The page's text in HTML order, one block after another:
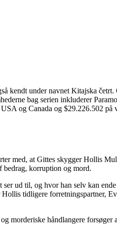
kendt under navnet Kitajska četrt.
bag serien inkluderer
og Canada og $29.226.502 på
med, at Gittes skygger Hollis
bedrag, korruption og mord.
ud til, og hvor han selv kan
tidligere forretningspartner,
morderiske håndlangere forsøger